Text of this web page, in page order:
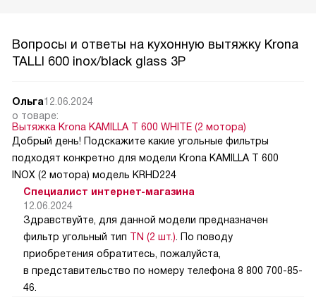
Вопросы и ответы на кухонную вытяжку Krona
TALLI 600 inox/black glass 3P
Ольга12.06.2024
о товаре:
Вытяжка Krona KAMILLA T 600 WHITE (2 мотора)
Добрый день! Подскажите какие угольные фильтры
подходят конкретно для модели Krona KAMILLA T 600
INOX (2 мотора) модель KRHD224
Специалист интернет-магазина
12.06.2024
Здравствуйте, для данной модели предназначен
фильтр угольный тип TN (2 шт.). По поводу
приобретения обратитесь, пожалуйста,
в представительство по номеру телефона 8 800 700-85-
46.